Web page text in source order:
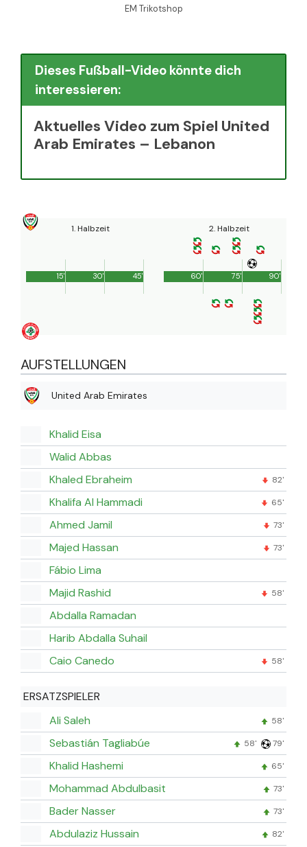
EM Trikotshop
Dieses Fußball-Video könnte dich
interessieren:
Aktuelles Video zum Spiel United
Arab Emirates – Lebanon
1. Halbzeit
45'
15' 30'
2. Halbzeit
90'
60' 75'
AUFSTELLUNGEN
United Arab Emirates
Khalid Eisa
Walid Abbas
Khaled Ebraheim
82'
Khalifa Al Hammadi 65'
Ahmed Jamil 73'
Majed Hassan 73'
Fábio Lima
Majid Rashid
58'
Abdalla Ramadan
Harib Abdalla Suhail
Caio Canedo
58'
ERSATZSPIELER
Ali Saleh
58'
Sebastián Tagliabúe 58' 79'
Khalid Hashemi 65'
Mohammad Abdulbasit 73'
Bader Nasser 73'
Abdulaziz Hussain 82'